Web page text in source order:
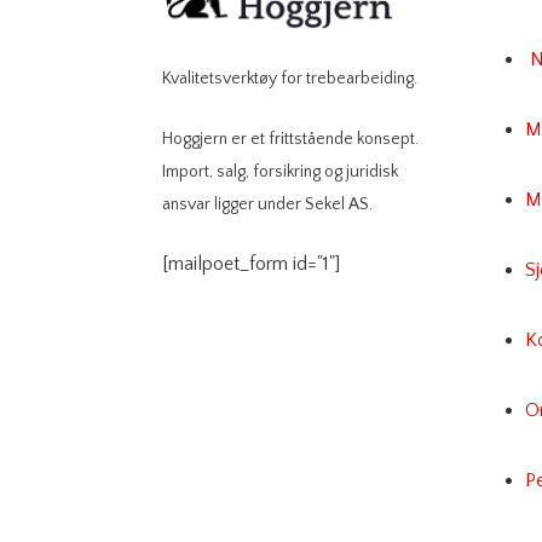
Kvalitetsverktøy for trebearbeiding.
Hoggjern er et frittstående konsept.
Import, salg, forsikring og juridisk
ansvar ligger under Sekel AS.
[mailpoet_form id="1"]